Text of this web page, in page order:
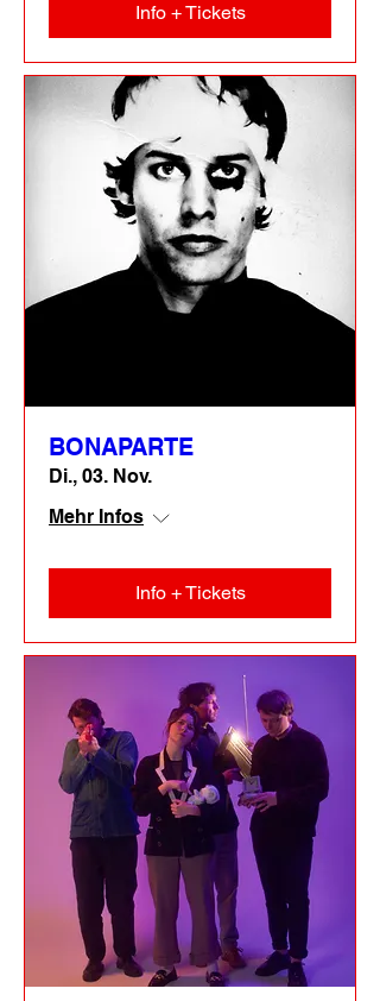
Info + Tickets
BONAPARTE
Di., 03. Nov.
Mehr Infos
Info + Tickets